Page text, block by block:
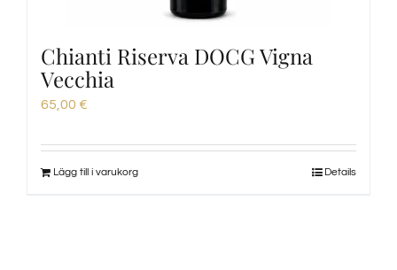
Chianti Riserva DOCG Vigna
Vecchia
65,00 €
Lägg till i varukorg Details